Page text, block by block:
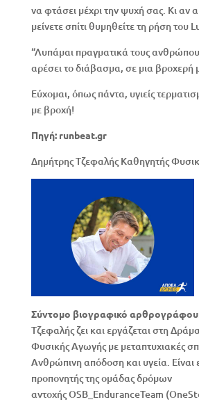
να φτάσει μέχρι την ψυχή σας. Κι αν
μείνετε σπίτι θυμηθείτε τη ρήση του
“Λυπάμαι πραγματικά τους
αρέσει το διάβασμα, σε μια βροχερή
Εύχομαι, όπως πάντα, υγιείς
με βροχή!
Πηγή: runbeat.gr
Δημήτρης Τζεφαλής Καθηγητής
Σύντομο βιογραφικό αρθρογράφου
Τζεφαλής ζει και εργάζεται στη
Φυσικής Αγωγής με μεταπτυχιακές
Ανθρώπινη απόδοση και υγεία. Είναι
προπονητής της ομάδας δρόμων
αντοχής OSB_EnduranceTeam